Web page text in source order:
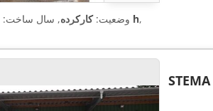
وضعیت:کارکرده, سال ساخت: ۱۴٬۷۴۵ h,
STEMA